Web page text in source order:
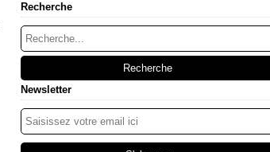
Recherche
Newsletter